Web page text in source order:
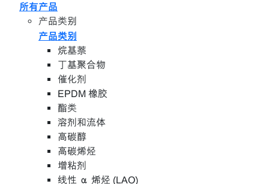
所有产品
产品类别
产品类别
烷基萘
丁基聚合物
催化剂
EPDM 橡胶
酯类
溶剂和流体
高碳醇
高碳烯烃
增粘剂
线性 α 烯烃 (LAO)